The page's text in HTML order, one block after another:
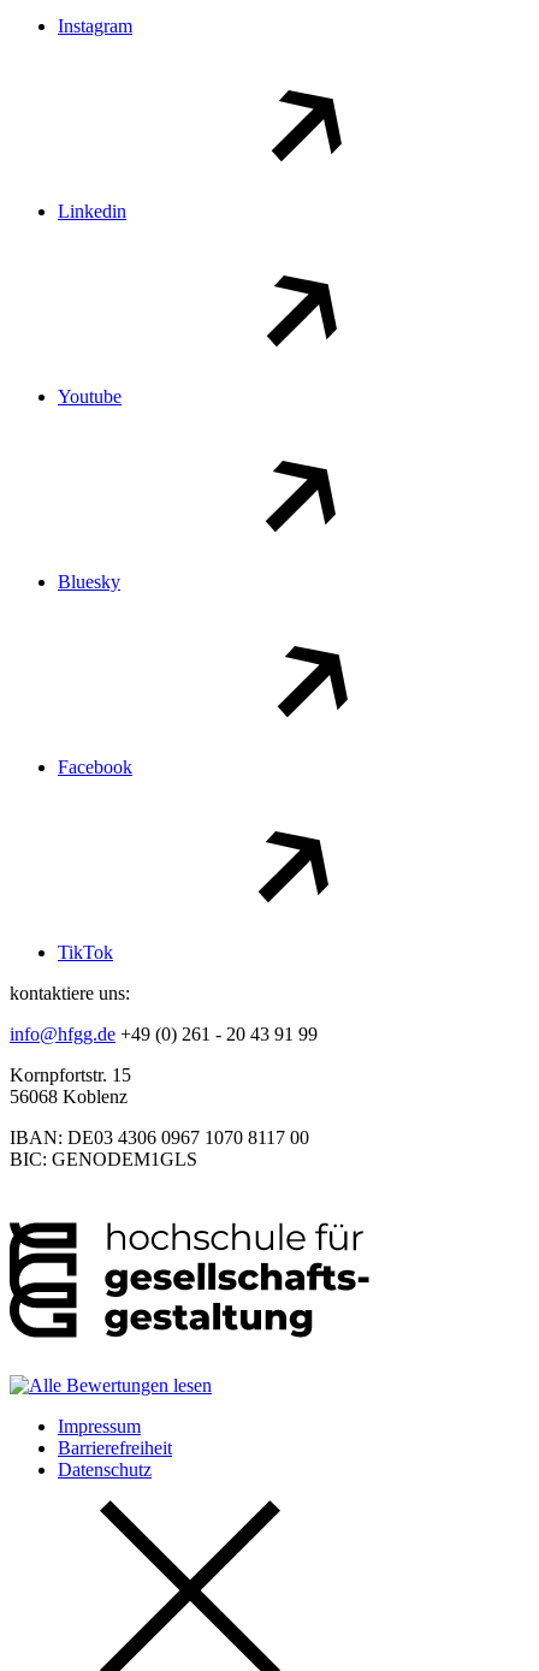
Instagram
Linkedin
Youtube
Bluesky
Facebook
TikTok
kontaktiere uns:
info@hfgg.de +49 (0) 261 - 20 43 91 99
Kornpfortstr. 15
56068 Koblenz
IBAN: DE03 4306 0967 1070 8117 00
BIC: GENODEM1GLS
Impressum
Barrierefreiheit
Datenschutz